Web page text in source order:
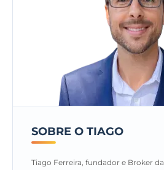
SOBRE O TIAGO
Tiago Ferreira, fundador e Broker da